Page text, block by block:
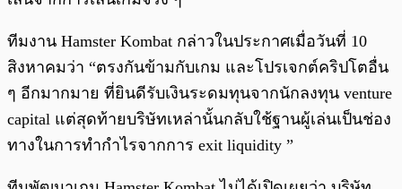
ทีมงาน Hamster Kombat กล่าวในประกาศเมื่อวันที่ 10
สิงหาคมว่า “ตรงกันข้ามกับเกม และโปรเจกต์คริปโตอื่น
ๆ อีกมากมาย ที่ยินดีรับเงินระดมทุนจากนักลงทุน venture
capital แต่สุดท้ายบริษัทเหล่านั้นกลับใช้ฐานผู้เล่นเป็นช่อง
ทางในการทำกำไรจากการ exit liquidity ”